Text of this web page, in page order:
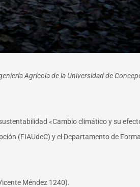
Agrícola de la Universidad de
«Cambio climático y su
(FIAUdeC) y el Departamento de
Méndez 1240).